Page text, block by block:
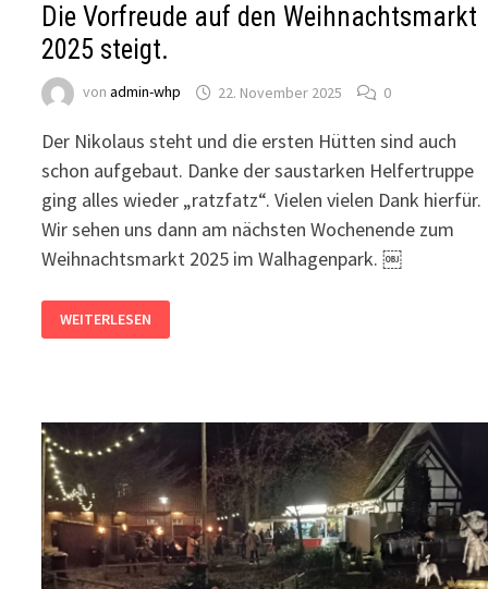
Die Vorfreude auf den Weihnachtsmarkt
2025 steigt.
vonadmin-whp 22. November 2025 0
Der Nikolaus steht und die ersten Hütten sind auch
schon aufgebaut. Danke der saustarken Helfertruppe
ging alles wieder „ratzfatz“. Vielen vielen Dank hierfür.
Wir sehen uns dann am nächsten Wochenende zum
Weihnachtsmarkt 2025 im Walhagenpark. ￼
VORFREUDE
AUF
WEITERLESEN